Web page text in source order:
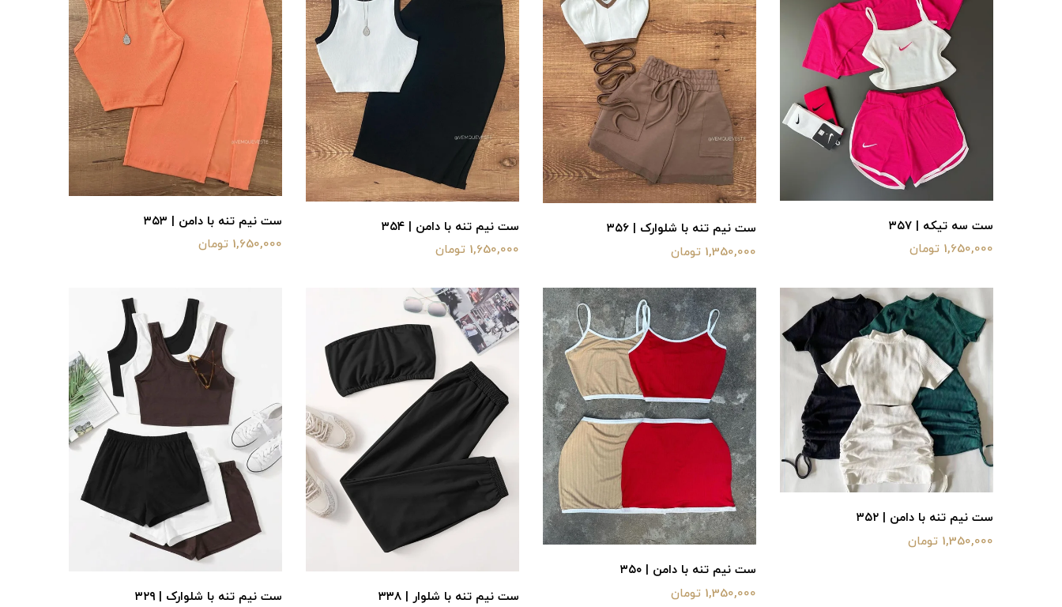
ست سه تیکه | ۳۵۷
1,650,000 تومان
ست نیم تنه با شلوارک | ۳۵۶
1,350,000 تومان
ست نیم تنه با دامن | ۳۵۴
1,650,000 تومان
ست نیم تنه با دامن | ۳۵۳
1,650,000 تومان
ست نیم تنه با دامن | ۳۵۲
1,350,000 تومان
ست نیم تنه با دامن | ۳۵۰
1,350,000 تومان
ست نیم تنه با شلوار | ۳۳۸
ست نیم تنه با شلوارک | ۳۲۹